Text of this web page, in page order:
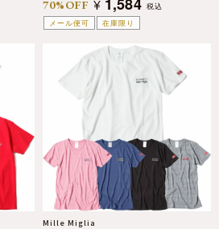
メール便可
在庫限り
70%OFF ¥ 税込
Mille Miglia